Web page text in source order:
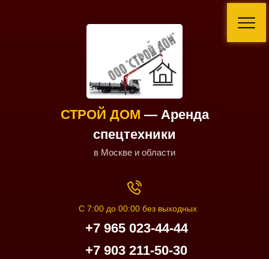
СТРОЙ ДОМ — Аренда
спецтехники
в Москве и области
С 7:00 до 00:00 без выходных
+7 965 023-44-44
+7 903 211-50-30